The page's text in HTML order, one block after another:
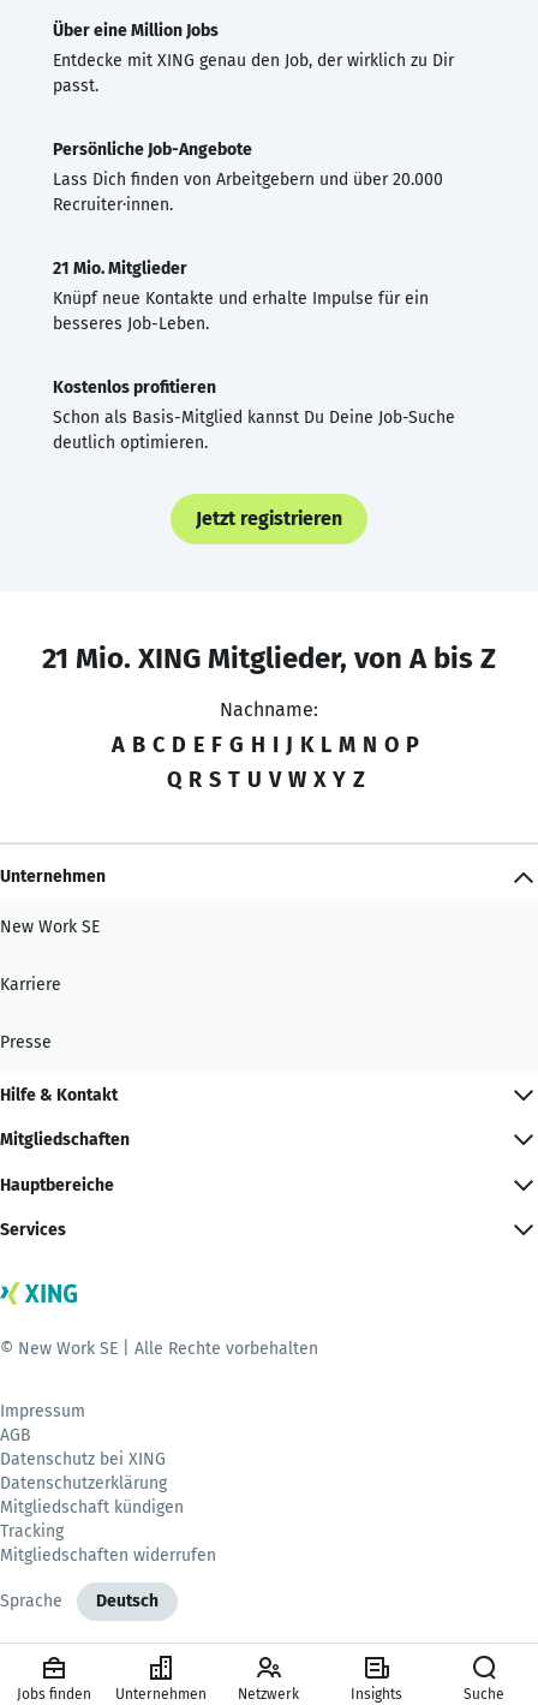
Über eine Million Jobs
Entdecke mit XING genau den Job, der wirklich zu Dir
passt.
Persönliche Job-Angebote
Lass Dich finden von Arbeitgebern und über 20.000
Recruiter·innen.
21 Mio. Mitglieder
Knüpf neue Kontakte und erhalte Impulse für ein
besseres Job-Leben.
Kostenlos profitieren
Schon als Basis-Mitglied kannst Du Deine Job-Suche
deutlich optimieren.
Jetzt registrieren
21 Mio. XING Mitglieder, von A bis Z
Nachname:
A B C D E F G H I J K L M N O P
Q R S T U V W X Y Z
Unternehmen
New Work SE
Karriere
Presse
Hilfe & Kontakt
Mitgliedschaften
Hauptbereiche
Services
© New Work SE | Alle Rechte vorbehalten
Impressum
AGB
Datenschutz bei XING
Datenschutzerklärung
Mitgliedschaft kündigen
Tracking
Mitgliedschaften widerrufen
Sprache Deutsch
Jobs finden Unternehmen Netzwerk Insights Suche